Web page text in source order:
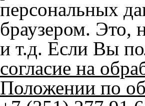
Положении по
+7 (351) 277 91